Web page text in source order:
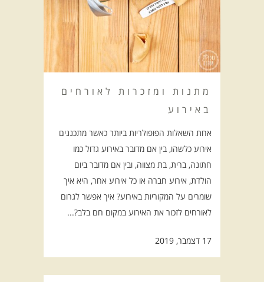
מתנות ומזכרות לאורחים
באירוע
אחת השאלות הפופולריות ביותר כאשר מתכננים
אירוע כלשהו, בין אם מדובר באירוע גדול כמו
חתונה, ברית, בת מצווה, ובין אם מדובר ביום
הולדת, אירוע חברה או כל אירוע אחר, היא איך
שומרים על המקוריות באירוע? איך אפשר לגרום
לאורחים לזכור את האירוע במקום חם בלב?...
17 דצמבר, 2019